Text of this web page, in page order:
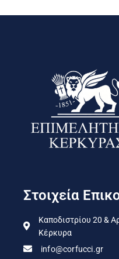
Στοιχεία
Καποδιστρίου 20 &
Κέρκυρα
info@corfucci.gr